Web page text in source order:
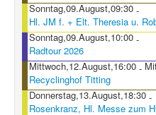
Sonntag,09.August,09:30 -
Hl. JM f. + Elt. Theresia u.
Sonntag,09.August,10:00 -
Radtour 2026
Mittwoch,12.August,16:00 -
Recyclinghof Titting
Donnerstag,13.August,18:30 -
Rosenkranz, Hl. Messe zum